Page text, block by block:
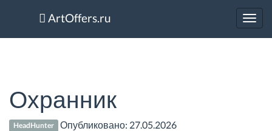
ArtOffers.ru
Охранник
HeadHunter Опубликовано: 27.05.2026